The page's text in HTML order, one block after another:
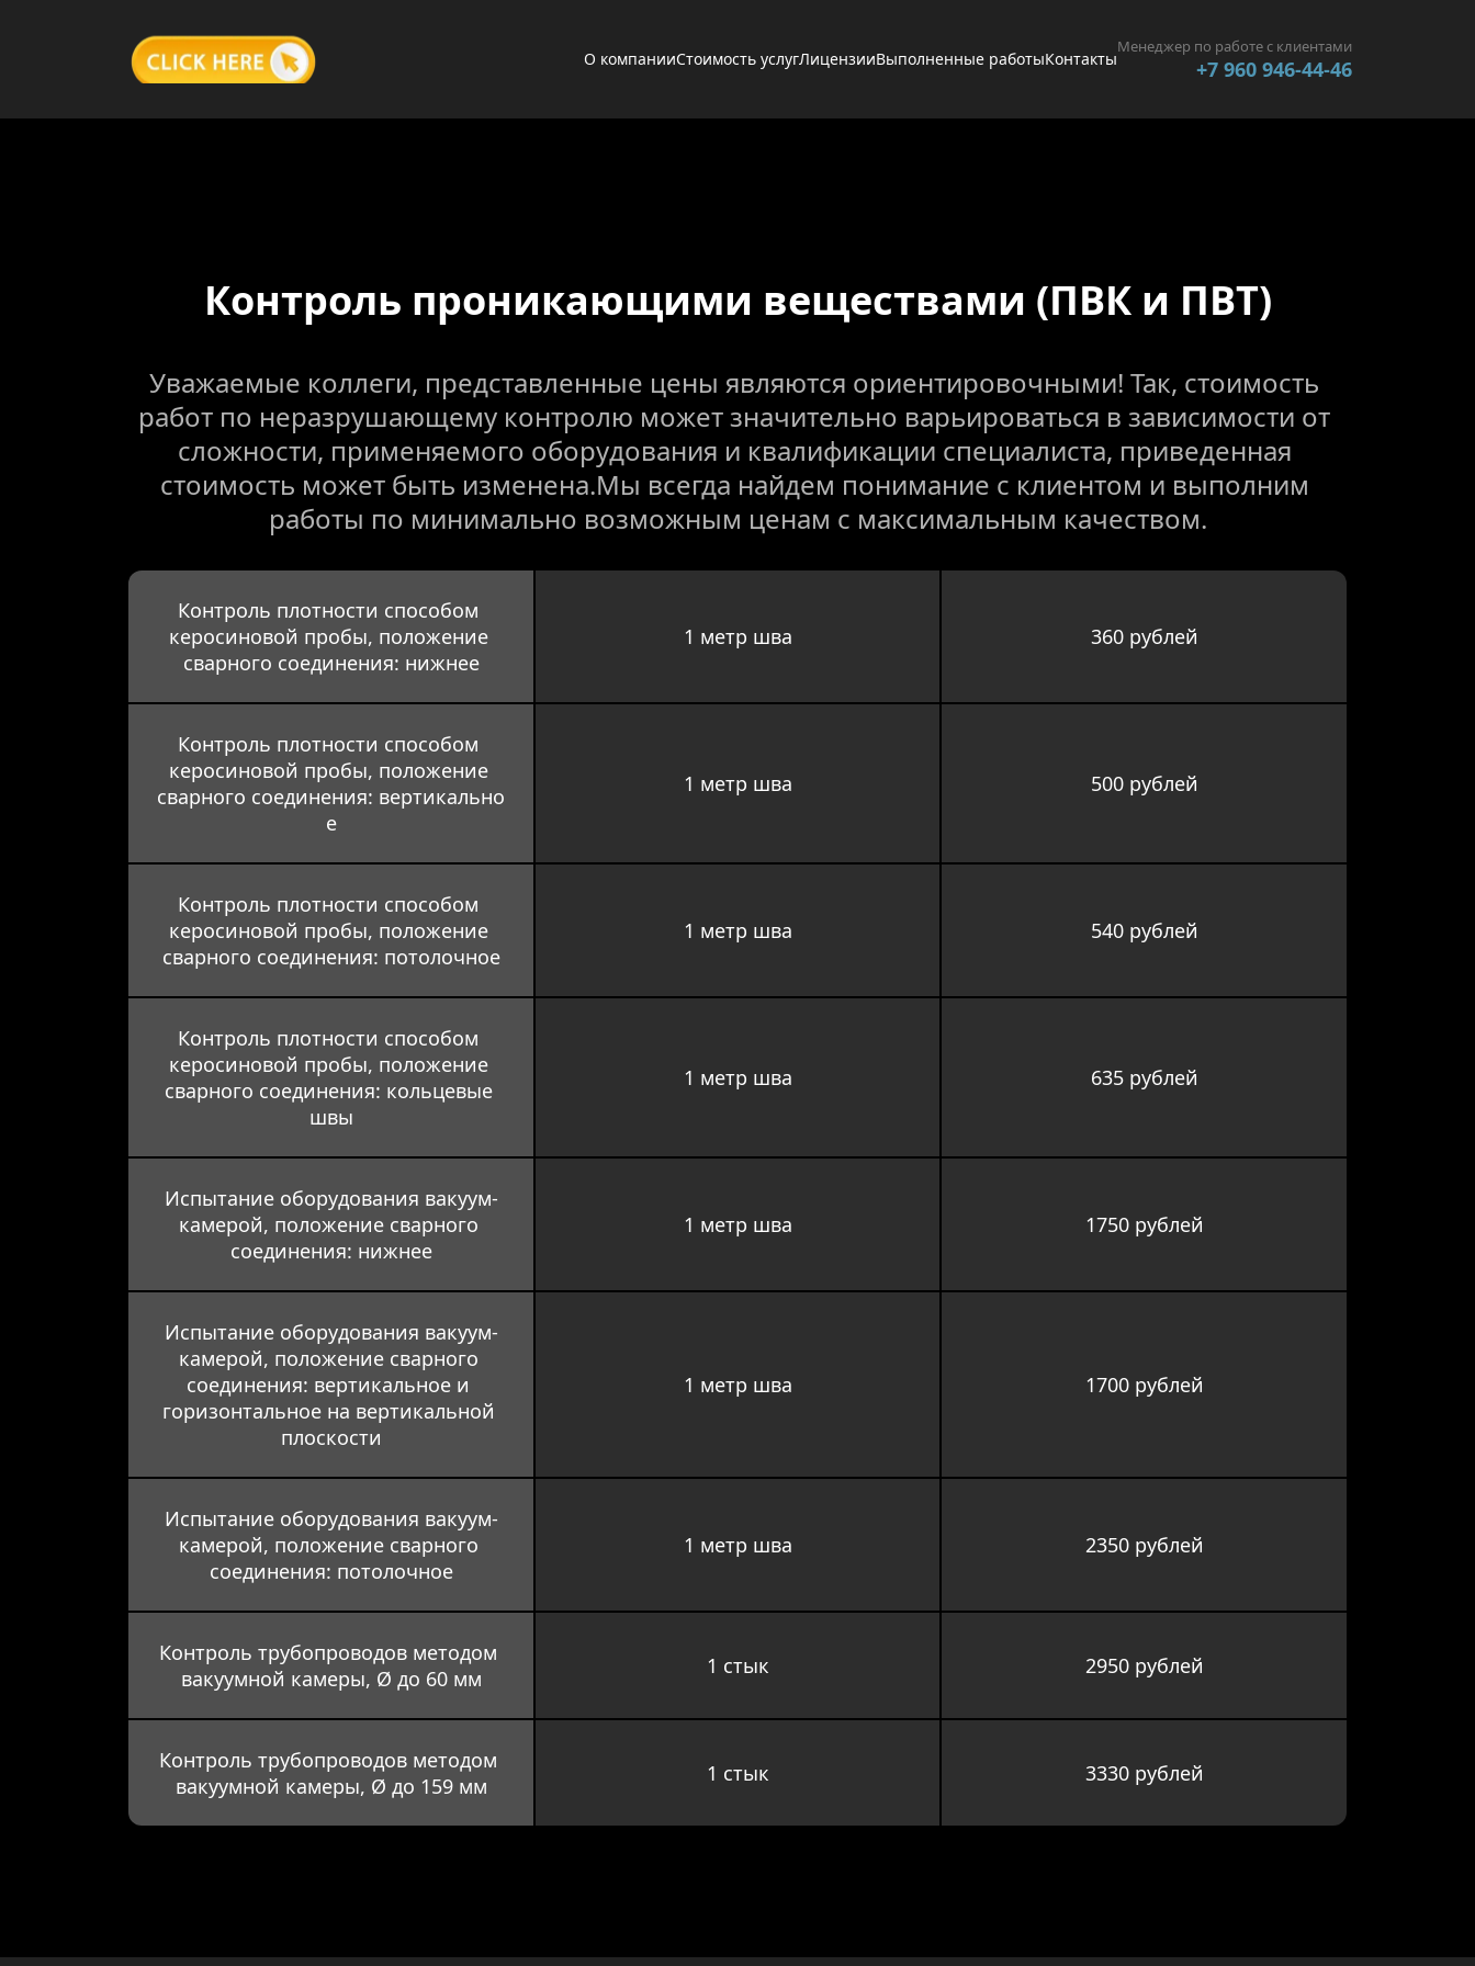
О компанииСтоимость услугЛицензииВыполненные работыКонтакты
Менеджер по работе с клиентами
+7 960 946-44-46
Контроль проникающими веществами (ПВК и ПВТ)
Уважаемые коллеги, представленные цены являются ориентировочными! Так, стоимость
работ по неразрушающему контролю может значительно варьироваться в зависимости от
сложности, применяемого оборудования и квалификации специалиста, приведенная
стоимость может быть изменена.Мы всегда найдем понимание с клиентом и выполним
работы по минимально возможным ценам с максимальным качеством.
Контроль плотности способом
керосиновой пробы, положение
сварного соединения: нижнее
1 метр шва 360 рублей
Контроль плотности способом
керосиновой пробы, положение
сварного соединения: вертикально
е
1 метр шва 500 рублей
Контроль плотности способом
керосиновой пробы, положение
сварного соединения: потолочное
1 метр шва 540 рублей
Контроль плотности способом
керосиновой пробы, положение
сварного соединения: кольцевые
швы
1 метр шва 635 рублей
Испытание оборудования вакуум-
камерой, положение сварного
соединения: нижнее
1 метр шва 1750 рублей
Испытание оборудования вакуум-
камерой, положение сварного
соединения: вертикальное и
горизонтальное на вертикальной
плоскости
1 метр шва 1700 рублей
Испытание оборудования вакуум-
камерой, положение сварного
соединения: потолочное
1 метр шва 2350 рублей
Контроль трубопроводов методом
вакуумной камеры, Ø до 60 мм
1 стык 2950 рублей
Контроль трубопроводов методом
вакуумной камеры, Ø до 159 мм
1 стык 3330 рублей